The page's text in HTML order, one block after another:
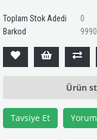
Toplam Stok Adedi
0
Barkod
Ürün
Tavsiye Et